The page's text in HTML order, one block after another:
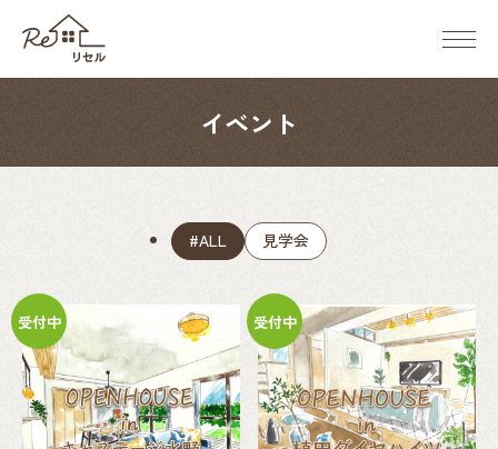
ReSell（リ
メ
ュ
イベント
#ALL 見学会
受付中 受付中